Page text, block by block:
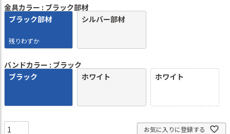
金具カラー ブラック部材
ブラック部材
残りわずか
シルバー部材
バンドカラー ブラック
ブラック
ホワイト ホワイト
お気に入りに登録する